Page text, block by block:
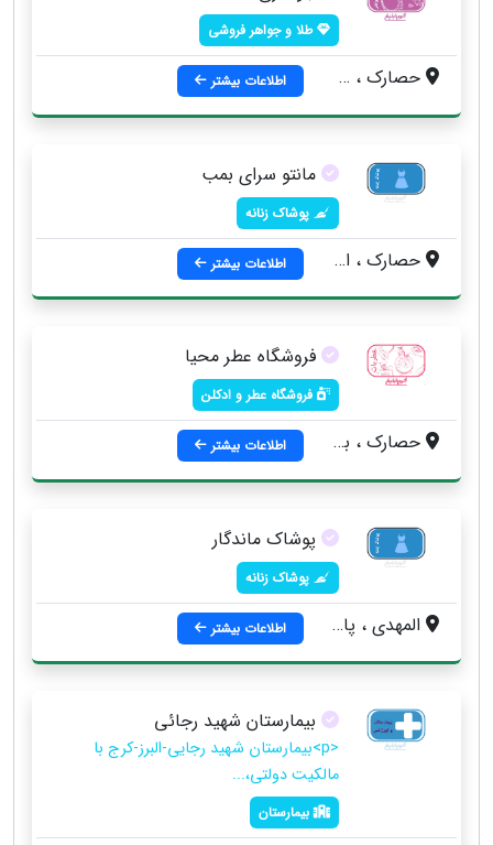
طلا و جواهر فروشی
حصارک ، خیابان المهدی ، پلاک 32 اطلاعات بیشتر
مانتو سرای بمب
پوشاک زنانه
حصارک ، ابتدای خیابان المهدی ، نبش کوچه سازمان آب ، طبقه زیرین جواهر سازی ستاره اطلاعات بیشتر
فروشگاه عطر محیا
فروشگاه عطر و ادکلن
حصارک ، بازار بزرگ المهدی ، پاساژ ناصر ، طبقه پایین اطلاعات بیشتر
پوشاک ماندگار
پوشاک زنانه
المهدی ، پاساژ ناصر ، طبقه همکف اطلاعات بیشتر
بیمارستان شهید رجائی
<p>بیمارستان شهید رجایی-البرز-کرج با
مالکیت دولتی،...
بیمارستان